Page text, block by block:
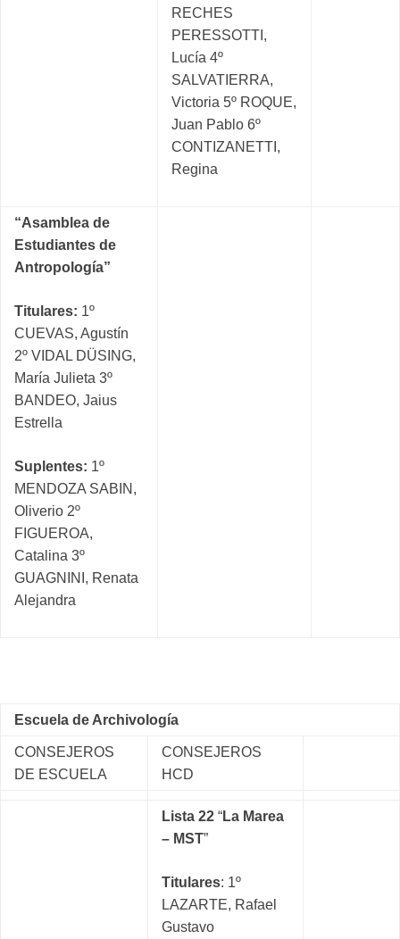
RECHES
PERESSOTTI,
Lucía 4º
SALVATIERRA,
Victoria 5º ROQUE,
Juan Pablo 6º
CONTIZANETTI,
Regina
“Asamblea de
Estudiantes de
Antropología”
Titulares: 1º
CUEVAS, Agustín
2º VIDAL DÜSING,
María Julieta 3º
BANDEO, Jaius
Estrella
Suplentes: 1º
MENDOZA SABIN,
Oliverio 2º
FIGUEROA,
Catalina 3º
GUAGNINI, Renata
Alejandra
Escuela de Archivología
CONSEJEROS
DE ESCUELA
CONSEJEROS
HCD
Lista 22 “La Marea
– MST”
Titulares: 1º
LAZARTE, Rafael
Gustavo